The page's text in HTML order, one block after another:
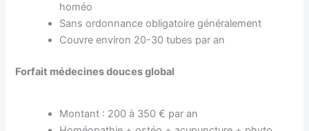
homéo
Sans ordonnance obligatoire généralement
Couvre environ 20-30 tubes par an
Forfait médecines douces global
Montant : 200 à 350 € par an